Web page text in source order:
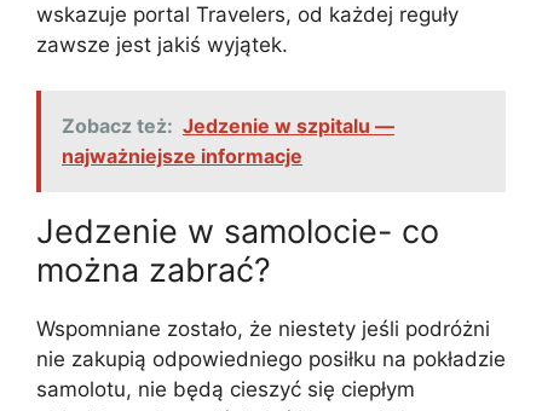
wskazuje portal Travelers, od każdej reguły
zawsze jest jakiś wyjątek.
Zobacz też: Jedzenie w szpitalu —
najważniejsze informacje
Jedzenie w samolocie- co
można zabrać?
Wspomniane zostało, że niestety jeśli podróżni
nie zakupią odpowiedniego posiłku na pokładzie
samolotu, nie będą cieszyć się ciepłym